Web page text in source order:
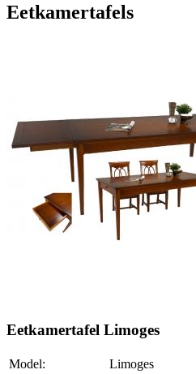
Eetkamertafels
Eetkamertafel Limoges
Model:
Limoges